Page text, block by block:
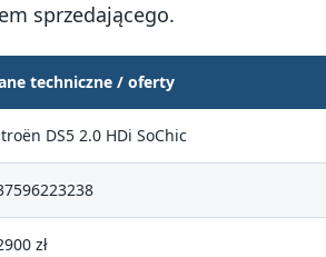
sprzedającego.
techniczne / oferty
DS5 2.0 HDi SoChic
zł